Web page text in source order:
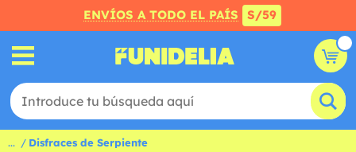
ENVÍOS A TODO EL PAÍS S/59
... Disfraces de Serpiente